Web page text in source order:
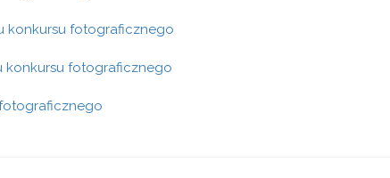
konkursu fotograficznego
konkursu fotograficznego